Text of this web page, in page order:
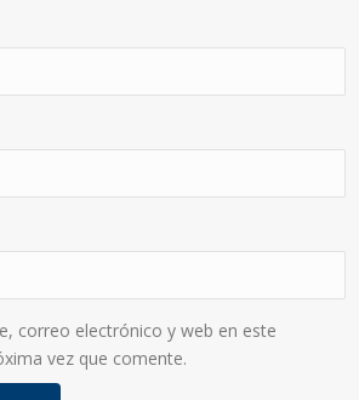
correo electrónico y web en este
vez que comente.